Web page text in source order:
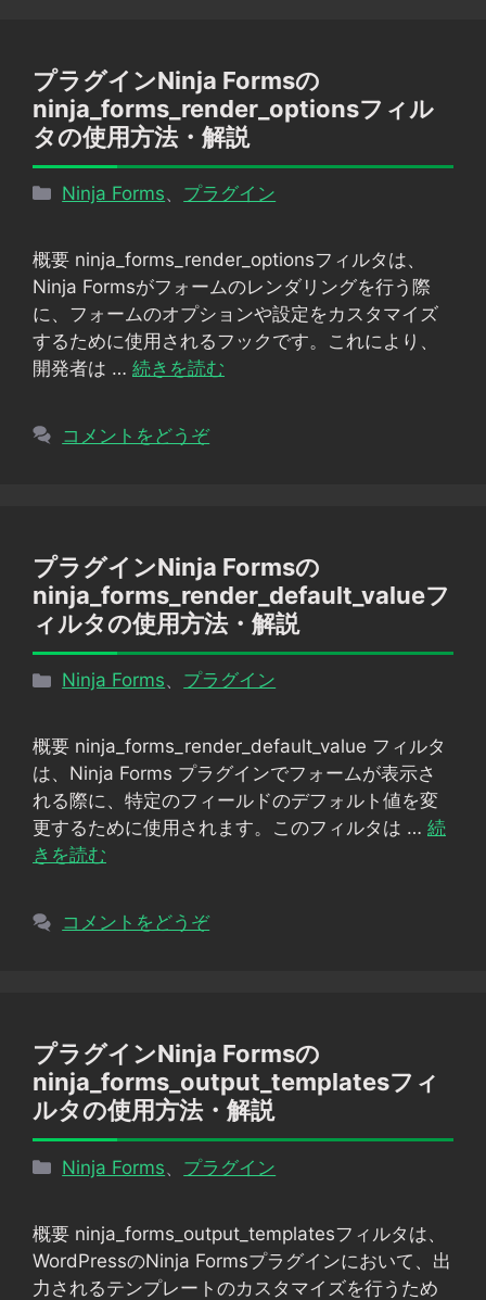
プラグインNinja Formsの
ninja_forms_render_optionsフィル
タの使用方法・解説
カ
リ
ー
Ninja Forms、 プラグイン
概要 ninja_forms_render_optionsフィルタは、
Ninja Formsがフォームのレンダリングを行う際
に、フォームのオプションや設定をカスタマイズ
するために使用されるフックです。これにより、
開発者は … 続きを読む
コメントをどうぞ
プラグインNinja Formsの
ninja_forms_render_default_valueフ
ィルタの使用方法・解説
カ
リ
ー
Ninja Forms、 プラグイン
概要 ninja_forms_render_default_value フィルタ
は、Ninja Forms プラグインでフォームが表示さ
れる際に、特定のフィールドのデフォルト値を変
更するために使用されます。このフィルタは … 続
きを読む
コメントをどうぞ
プラグインNinja Formsの
ninja_forms_output_templatesフィ
ルタの使用方法・解説
カ
リ
ー
Ninja Forms プラグイン
概要 ninja_forms_output_templatesフィルタは、
WordPressのNinja Formsプラグインにおいて、出
力されるテンプレートのカスタマイズを行うため